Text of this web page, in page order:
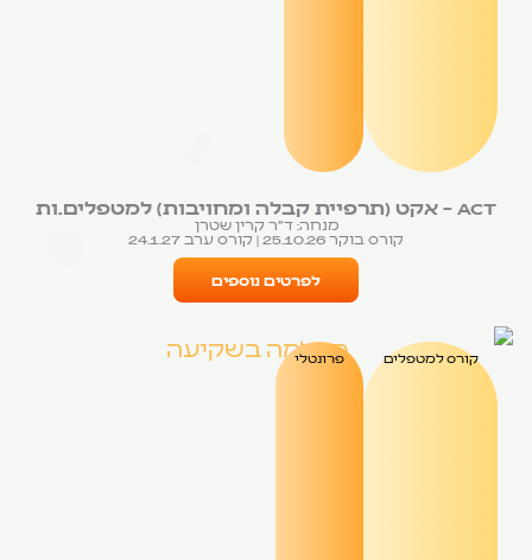
ACT – אקט (תרפיית קבלה ומחויבות) למטפלים.ות
מנחה: ד״ר קרין שטרן
קורס בוקר 25.10.26 | קורס ערב 24.1.27
לפרטים נוספים
קורס למטפלים פרונטלי